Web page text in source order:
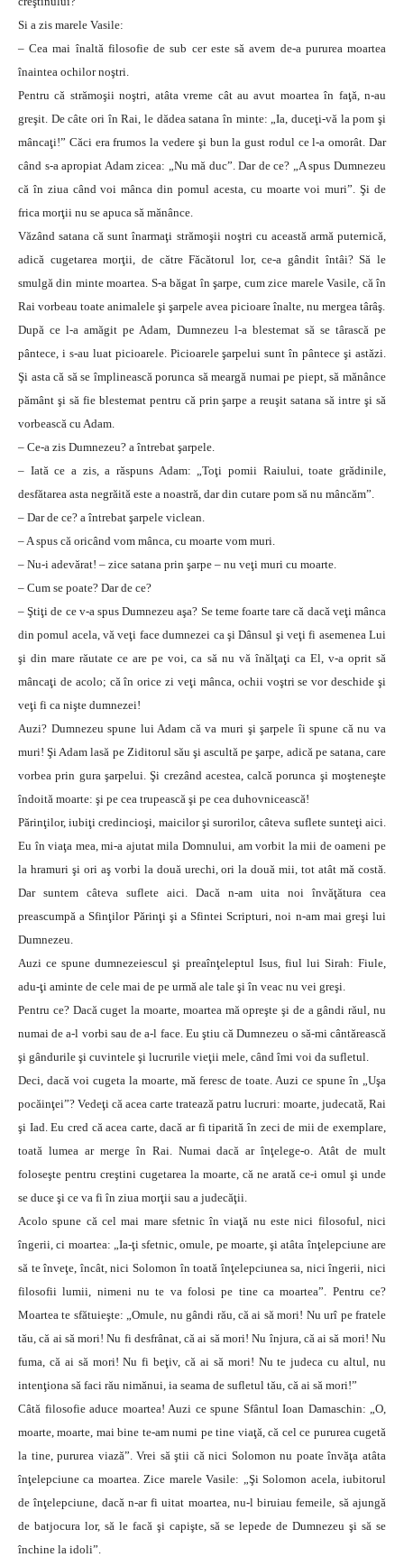
Si a zis marele Vasile:
– Cea mai înaltă filosofie de sub cer este să avem de-a pururea moartea
înaintea ochilor noştri.
Pentru că strămoşii noştri, atâta vreme cât au avut moartea în faţă, n-au
greşit. De câte ori în Rai, le dădea satana în minte: „Ia, duceţi-vă la pom şi
mâncaţi!” Căci era frumos la vedere şi bun la gust rodul ce l-a omorât. Dar
când s-a apropiat Adam zicea: „Nu mă duc”. Dar de ce? „A spus Dumnezeu
că în ziua când voi mânca din pomul acesta, cu moarte voi muri”. Şi de
frica morţii nu se apuca să mănânce.
Văzând satana că sunt înarmaţi strămoşii noştri cu această armă puternică,
adică cugetarea morţii, de către Făcătorul lor, ce-a gândit întâi? Să le
smulgă din minte moartea. S-a băgat în şarpe, cum zice marele Vasile, că în
Rai vorbeau toate animalele şi şarpele avea picioare înalte, nu mergea târâş.
După ce l-a amăgit pe Adam, Dumnezeu l-a blestemat să se târască pe
pântece, i s-au luat picioarele. Picioarele şarpelui sunt în pântece şi astăzi.
Şi asta că să se împlinească porunca să meargă numai pe piept, să mănânce
pământ şi să fie blestemat pentru că prin şarpe a reuşit satana să intre şi să
vorbească cu Adam.
– Ce-a zis Dumnezeu? a întrebat şarpele.
– Iată ce a zis, a răspuns Adam: „Toţi pomii Raiului, toate grădinile,
desfătarea asta negrăită este a noastră, dar din cutare pom să nu mâncăm”.
– Dar de ce? a întrebat şarpele viclean.
– A spus că oricând vom mânca, cu moarte vom muri.
– Nu-i adevărat! – zice satana prin şarpe – nu veţi muri cu moarte.
– Cum se poate? Dar de ce?
– Ştiţi de ce v-a spus Dumnezeu aşa? Se teme foarte tare că dacă veţi mânca
din pomul acela, vă veţi face dumnezei ca şi Dânsul şi veţi fi asemenea Lui
şi din mare răutate ce are pe voi, ca să nu vă înălţaţi ca El, v-a oprit să
mâncaţi de acolo; că în orice zi veţi mânca, ochii voştri se vor deschide şi
veţi fi ca nişte dumnezei!
Auzi? Dumnezeu spune lui Adam că va muri şi şarpele îi spune că nu va
muri! Şi Adam lasă pe Ziditorul său şi ascultă pe şarpe, adică pe satana, care
vorbea prin gura şarpelui. Şi crezând acestea, calcă porunca şi moşteneşte
îndoită moarte: şi pe cea trupească şi pe cea duhovnicească!
Părinţilor, iubiţi credincioşi, maicilor şi surorilor, câteva suflete sunteţi aici.
Eu în viaţa mea, mi-a ajutat mila Domnului, am vorbit la mii de oameni pe
la hramuri şi ori aş vorbi la două urechi, ori la două mii, tot atât mă costă.
Dar suntem câteva suflete aici. Dacă n-am uita noi învăţătura cea
preascumpă a Sfinţilor Părinţi şi a Sfintei Scripturi, noi n-am mai greşi lui
Dumnezeu.
Auzi ce spune dumnezeiescul şi preaînţeleptul Isus, fiul lui Sirah: Fiule,
adu-ţi aminte de cele mai de pe urmă ale tale şi în veac nu vei greşi.
Pentru ce? Dacă cuget la moarte, moartea mă opreşte şi de a gândi răul, nu
numai de a-l vorbi sau de a-l face. Eu ştiu că Dumnezeu o să-mi cântărească
şi gândurile şi cuvintele şi lucrurile vieţii mele, când îmi voi da sufletul.
Deci, dacă voi cugeta la moarte, mă feresc de toate. Auzi ce spune în „Uşa
pocăinţei”? Vedeţi că acea carte tratează patru lucruri: moarte, judecată, Rai
şi Iad. Eu cred că acea carte, dacă ar fi tiparită în zeci de mii de exemplare,
toată lumea ar merge în Rai. Numai dacă ar înţelege-o. Atât de mult
foloseşte pentru creştini cugetarea la moarte, că ne arată ce-i omul şi unde
se duce şi ce va fi în ziua morţii sau a judecăţii.
Acolo spune că cel mai mare sfetnic în viaţă nu este nici filosoful, nici
îngerii, ci moartea: „Ia-ţi sfetnic, omule, pe moarte, şi atâta înţelepciune are
să te înveţe, încât, nici Solomon în toată înţelepciunea sa, nici îngerii, nici
filosofii lumii, nimeni nu te va folosi pe tine ca moartea”. Pentru ce?
Moartea te sfătuieşte: „Omule, nu gândi rău, că ai să mori! Nu urî pe fratele
tău, că ai să mori! Nu fi desfrânat, că ai să mori! Nu înjura, că ai să mori! Nu
fuma, că ai să mori! Nu fi beţiv, că ai să mori! Nu te judeca cu altul, nu
intenţiona să faci rău nimănui, ia seama de sufletul tău, că ai să mori!”
Câtă filosofie aduce moartea! Auzi ce spune Sfântul Ioan Damaschin: „O,
moarte, moarte, mai bine te-am numi pe tine viaţă, că cel ce pururea cugetă
la tine, pururea viază”. Vrei să ştii că nici Solomon nu poate învăţa atâta
înţelepciune ca moartea. Zice marele Vasile: „Şi Solomon acela, iubitorul
de înţelepciune, dacă n-ar fi uitat moartea, nu-l biruiau femeile, să ajungă
de batjocura lor, să le facă şi capişte, să se lepede de Dumnezeu şi să se
închine la idoli”.